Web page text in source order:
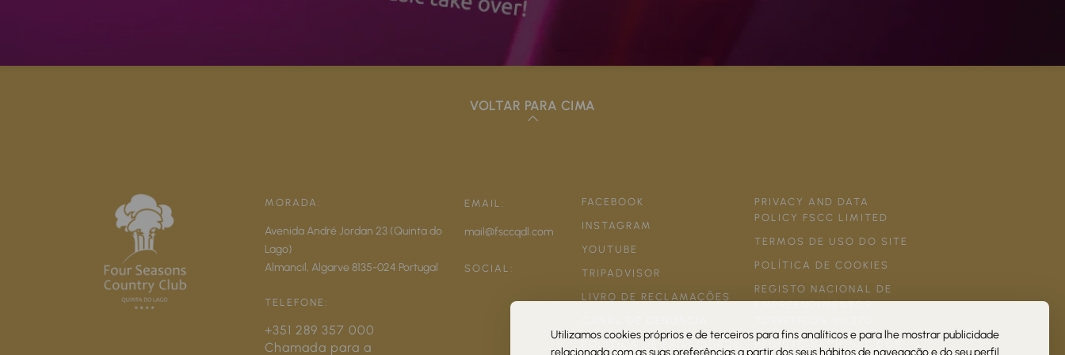
VOLTAR PARA CIMA
MORADA:
Avenida André Jordan 23 (Quinta do
Lago)
Almancil, Algarve8135-024 Portugal
TELEFONE:
+351 289 357 000
Chamada para a
EMAIL:
mail@fsccqdl.com
SOCIAL:
FACEBOOK
INSTAGRAM
YOUTUBE
TRIPADVISOR
LIVRO DE RECLAMAÇÕES
POLÍTICA DE PRIVACIDADE
PRIVACY AND DATA
POLICY FSCC LIMITED
TERMOS DE USO DO SITE
POLÍTICA DE COOKIES
REGISTO NACIONAL DE
EMPREENDIMENTOS
REGISTO NACIONAL DOS
Utilizamos cookies próprios e de terceiros para fins analíticos e para lhe mostrar publicidade
relacionada com as suas preferências a partir dos seus hábitos de navegação e do seu perfil.